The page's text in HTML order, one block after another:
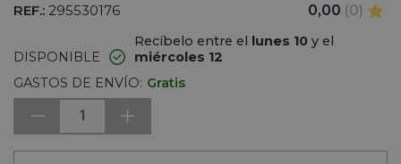
REF.: 295530176 0,00 (0)
DISPONIBLE
Recíbelo entre el lunes 10 y el
miércoles 12
GASTOS DE ENVÍO: Gratis
1